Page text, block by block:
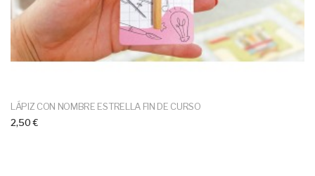
LÁPIZ CON NOMBRE ESTRELLA FIN DE CURSO
2,50 €